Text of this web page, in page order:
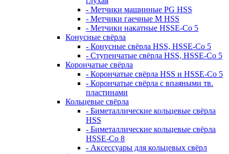
- Метчики машинные PG HSS
- Метчики гаечные M HSS
- Метчики накатные HSSE-Co 5
Конусные свёрла
- Конусные свёрла HSS, HSSE-Co 5
- Ступенчатые свёрла HSS, HSSE-Co 5
Корончатые свёрла
- Корончатые свёрла HSS и HSSE-Co 5
- Корончатые свёрла с впаяными тв.
пластинами
Кольцевые свёрла
- Биметаллические кольцевые свёрла
HSS
- Биметаллические кольцевые свёрла
HSSE-Co 8
- Аксессуары для кольцевых свёрл